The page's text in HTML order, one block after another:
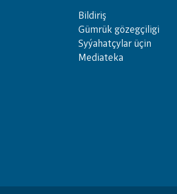
Bil­di­riş
Güm­rük gö­zeg­çi­li­gi
Sy­ýa­hat­çy­lar ü­çin
Media­teka